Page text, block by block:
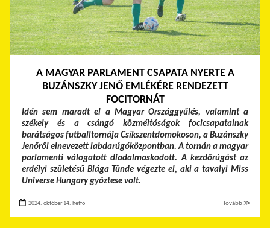
A MAGYAR PARLAMENT CSAPATA NYERTE A
BUZÁNSZKY JENŐ EMLÉKÉRE RENDEZETT
FOCITORNÁT
Idén sem maradt el a Magyar Országgyűlés, valamint a
székely és a csángó közméltóságok focicsapatainak
barátságos futballtornája Csíkszentdomokoson, a Buzánszky
Jenőről elnevezett labdarúgóközpontban. A tornán a magyar
parlamenti válogatott diadalmaskodott. A kezdőrúgást az
erdélyi születésű Blága Tünde végezte el, aki a tavalyi Miss
Universe Hungary győztese volt.
2024. október 14. hétfő Tovább ≫